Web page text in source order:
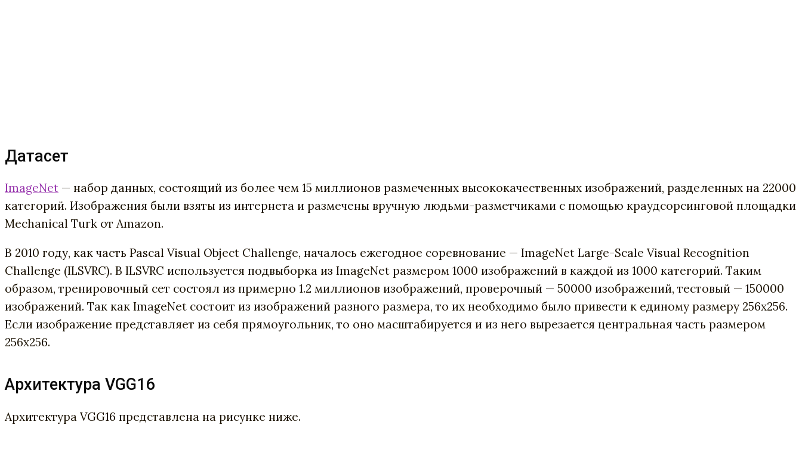
Датасет
ImageNet — набор данных, состоящий из более чем 15 миллионов размеченных высококачественных изображений, разделенных на 22000
категорий. Изображения были взяты из интернета и размечены вручную людьми-разметчиками с помощью краудсорсинговой площадки
Mechanical Turk от Amazon.
В 2010 году, как часть Pascal Visual Object Challenge, началось ежегодное соревнование — ImageNet Large-Scale Visual Recognition
Challenge (ILSVRC). В ILSVRC используется подвыборка из ImageNet размером 1000 изображений в каждой из 1000 категорий. Таким
образом, тренировочный сет состоял из примерно 1.2 миллионов изображений, проверочный — 50000 изображений, тестовый — 150000
изображений. Так как ImageNet состоит из изображений разного размера, то их необходимо было привести к единому размеру 256х256.
Если изображение представляет из себя прямоугольник, то оно масштабируется и из него вырезается центральная часть размером
256х256.
Архитектура VGG16
Архитектура VGG16 представлена на рисунке ниже.